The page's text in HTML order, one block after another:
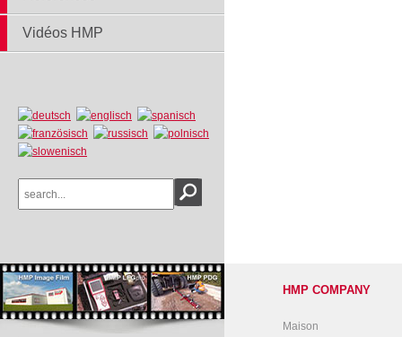
Vidéos HMP
HMP COMPANY
Maison